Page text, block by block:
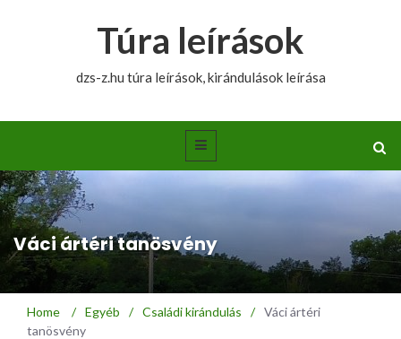
Túra leírások
dzs-z.hu túra leírások, kirándulások leírása
Váci ártéri tanösvény
Home / Egyéb / Családi kirándulás / Váci ártéri
tanösvény